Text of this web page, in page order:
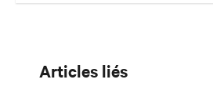
Articles liés